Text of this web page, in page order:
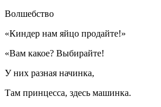
Волшебство
«Киндер нам яйцо продайте!»
«Вам какое? Выбирайте!
У них разная начинка,
Там принцесса, здесь машинка.